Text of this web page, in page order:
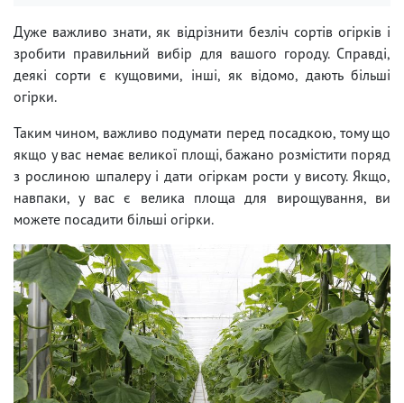
Дуже важливо знати, як відрізнити безліч сортів огірків і
зробити правильний вибір для вашого городу. Справді,
деякі сорти є кущовими, інші, як відомо, дають більші
огірки.
Таким чином, важливо подумати перед посадкою, тому що
якщо у вас немає великої площі, бажано розмістити поряд
з рослиною шпалеру і дати огіркам рости у висоту. Якщо,
навпаки, у вас є велика площа для вирощування, ви
можете посадити більші огірки.